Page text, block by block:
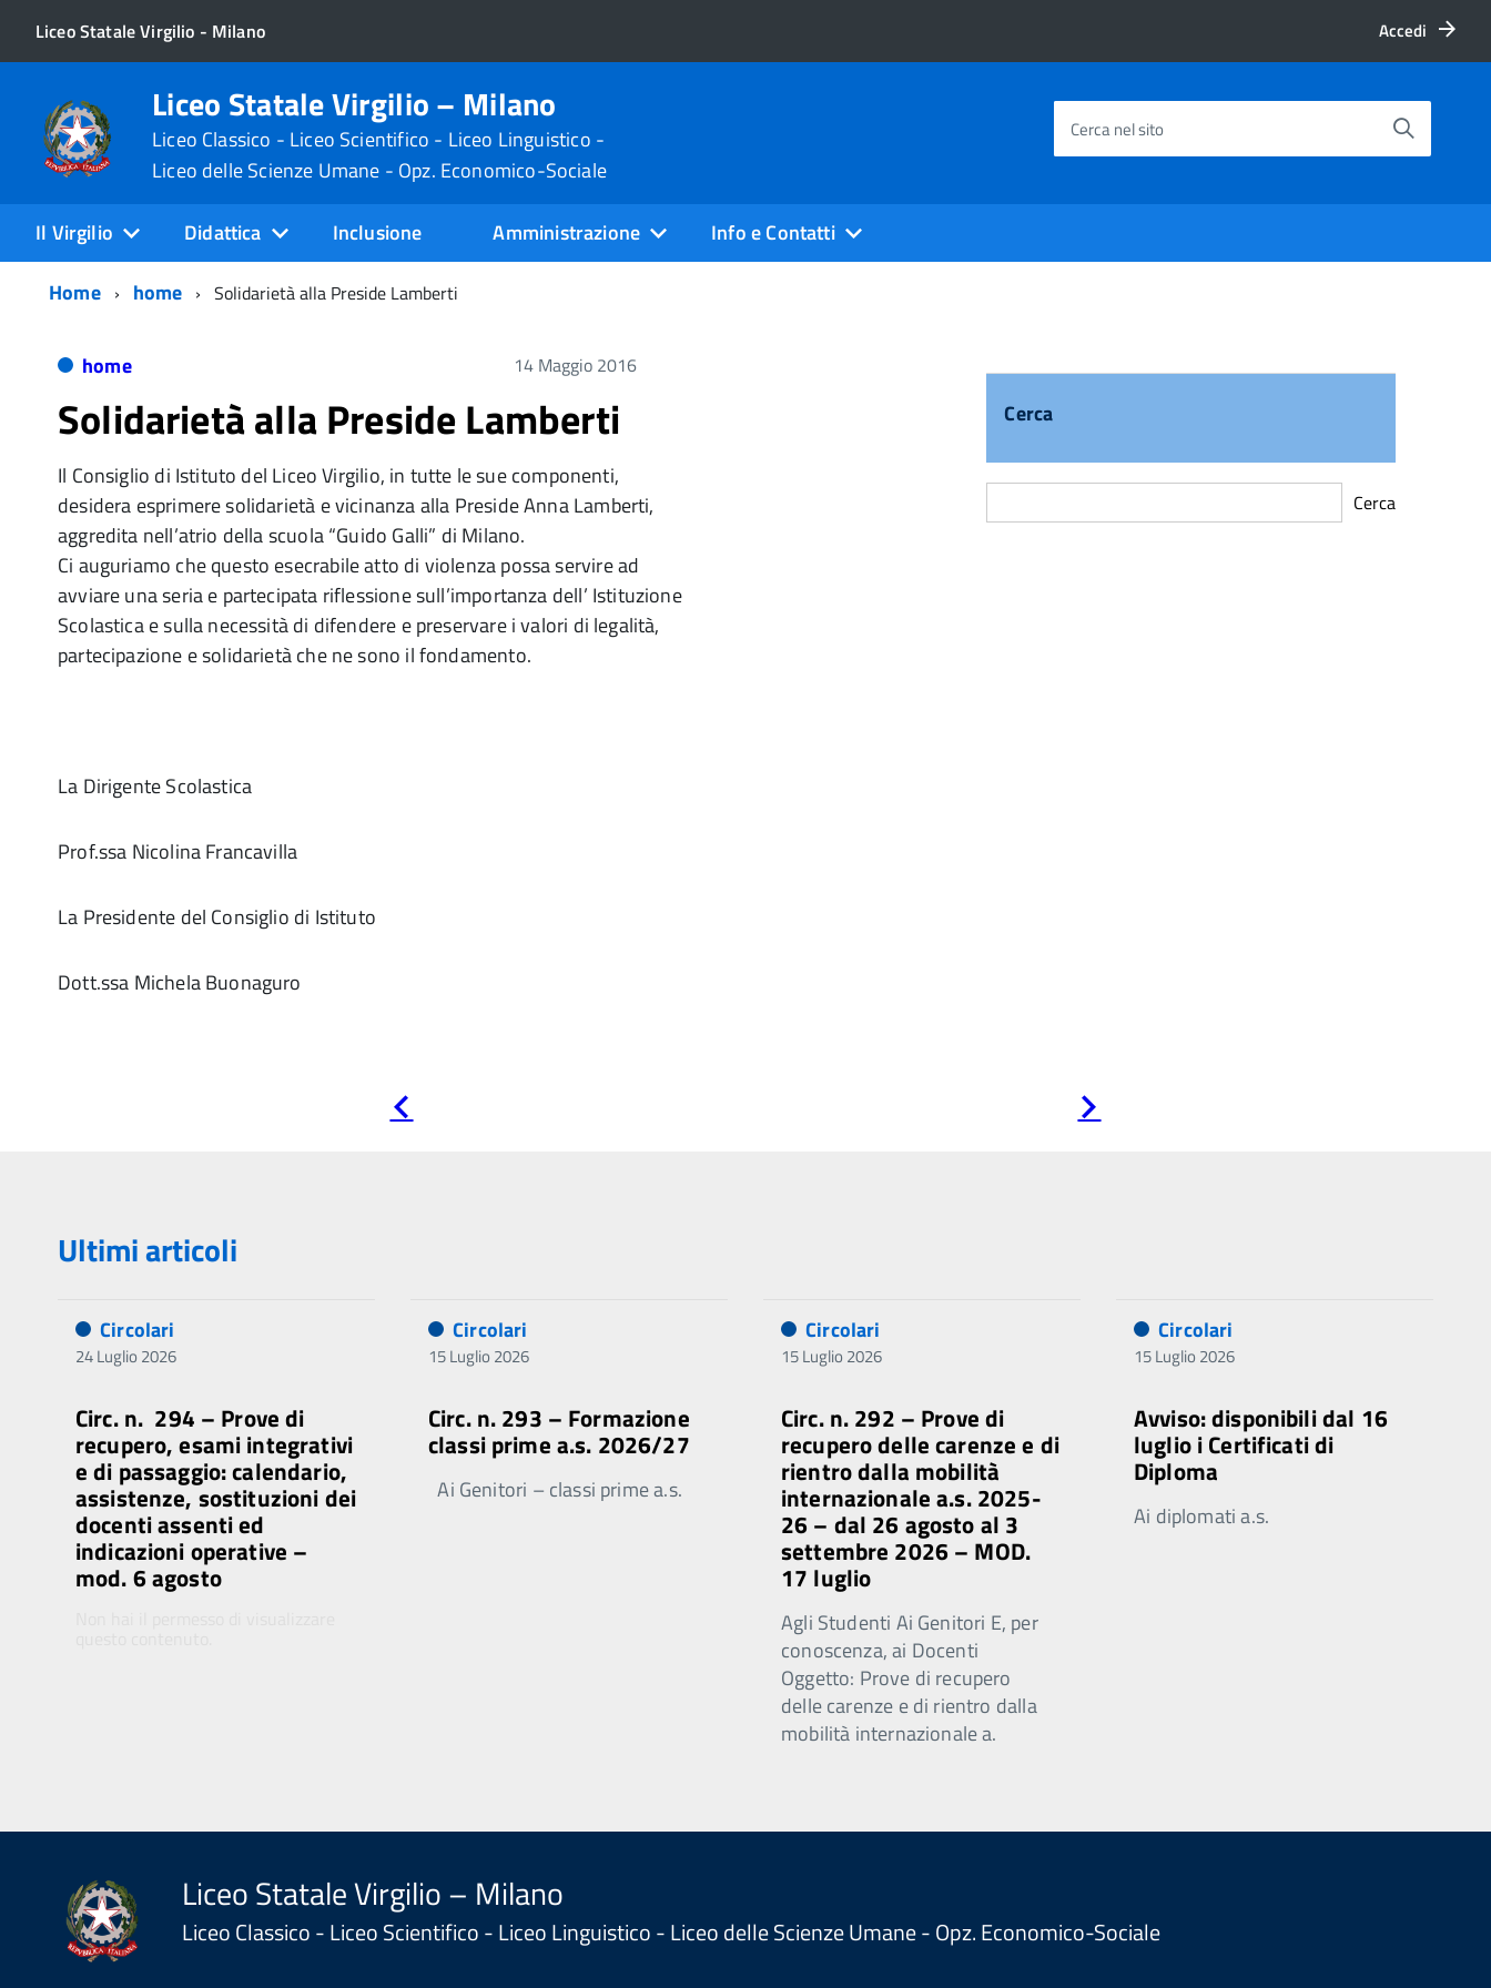
Liceo Statale Virgilio - Milano Accedi
Liceo Statale Virgilio – Milano
Liceo Classico - Liceo Scientifico - Liceo Linguistico -
Liceo delle Scienze Umane - Opz. Economico-Sociale
Cerca nel sito
Il Virgilio Didattica Inclusione Amministrazione
Info e Contatti
Home
home Solidarietà alla Preside Lamberti
home 14 Maggio 2016
Solidarietà alla Preside Lamberti
Il Consiglio di Istituto del Liceo Virgilio, in tutte le sue componenti,
desidera esprimere solidarietà e vicinanza alla Preside Anna Lamberti,
aggredita nell’atrio della scuola “Guido Galli” di Milano.
Ci auguriamo che questo esecrabile atto di violenza possa servire ad
avviare una seria e partecipata riflessione sull’importanza dell’ Istituzione
Scolastica e sulla necessità di difendere e preservare i valori di legalità,
partecipazione e solidarietà che ne sono il fondamento.
La Dirigente Scolastica
Prof.ssa Nicolina Francavilla
La Presidente del Consiglio di Istituto
Dott.ssa Michela Buonaguro
Cerca
Cerca
precedente successiva
Ultimi articoli
Circolari
24 Luglio 2026
Circ. n. 294 – Prove di
recupero, esami integrativi
e di passaggio: calendario,
assistenze, sostituzioni dei
docenti assenti ed
indicazioni operative –
mod. 6 agosto
Circolari
15 Luglio 2026
Circ. n. 293 – Formazione
classi prime a.s. 2026/27
Ai Genitori – classi prime a.s.
Circolari
15 Luglio 2026
Circ. n. 292 – Prove di
recupero delle carenze e di
rientro dalla mobilità
internazionale a.s. 2025-
26 – dal 26 agosto al 3
settembre 2026 – MOD.
17 luglio
Agli Studenti Ai Genitori E, per
conoscenza, ai Docenti
Oggetto: Prove di recupero
delle carenze e di rientro dalla
mobilità internazionale a.
Circolari
15 Luglio 2026
Avviso: disponibili dal 16
luglio i Certificati di
Diploma
Ai diplomati a.s.
Liceo Statale Virgilio – Milano
Liceo Classico - Liceo Scientifico - Liceo Linguistico - Liceo delle Scienze Umane - Opz. Economico-Sociale